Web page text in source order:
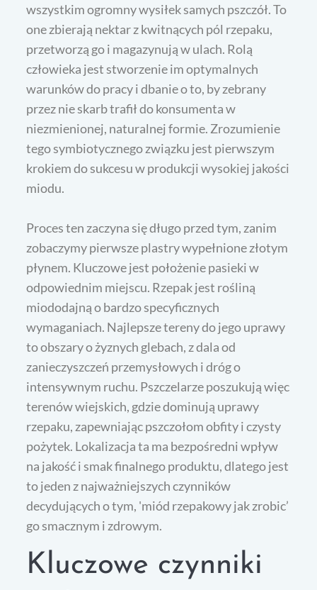
wszystkim ogromny wysiłek samych pszczół. To
one zbierają nektar z kwitnących pól rzepaku,
przetworzą go i magazynują w ulach. Rolą
człowieka jest stworzenie im optymalnych
warunków do pracy i dbanie o to, by zebrany
przez nie skarb trafił do konsumenta w
niezmienionej, naturalnej formie. Zrozumienie
tego symbiotycznego związku jest pierwszym
krokiem do sukcesu w produkcji wysokiej jakości
miodu.
Proces ten zaczyna się długo przed tym, zanim
zobaczymy pierwsze plastry wypełnione złotym
płynem. Kluczowe jest położenie pasieki w
odpowiednim miejscu. Rzepak jest rośliną
miododajną o bardzo specyficznych
wymaganiach. Najlepsze tereny do jego uprawy
to obszary o żyznych glebach, z dala od
zanieczyszczeń przemysłowych i dróg o
intensywnym ruchu. Pszczelarze poszukują więc
terenów wiejskich, gdzie dominują uprawy
rzepaku, zapewniając pszczołom obfity i czysty
pożytek. Lokalizacja ta ma bezpośredni wpływ
na jakość i smak finalnego produktu, dlatego jest
to jeden z najważniejszych czynników
decydujących o tym, 'miód rzepakowy jak zrobic’
go smacznym i zdrowym.
Kluczowe czynniki